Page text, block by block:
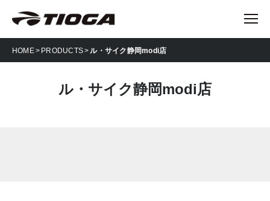
HOME PRODUCTS ル・サイク静岡modi店
ル・サイク静岡modi店